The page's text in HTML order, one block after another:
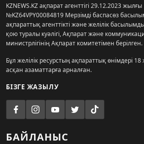
KZNEWS.KZ ақпарат агенттігі 29.12.2023 жылғы
№KZ64VPY00084819 Мерзімді баспасөз
ақпараттық агенттікті және желілік
қою туралы куәлігі, Ақпарат және
министрлігінің Ақпарат комитетімен берілген.
Бұл желілік ресурстың ақпараттық өнімдері 18
асқан азаматтарға арналған.
БІЗГЕ ЖАЗЫЛУ
БАЙЛАНЫС